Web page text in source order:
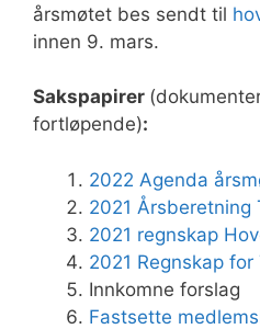
årsmøtet bes sendt til
innen 9. mars.
Sakspapirer
fortløpende):
2022 Agenda
2021 Årsberetning
2021 regnskap
2021 Regnskap for
Innkomne forslag
Fastsette